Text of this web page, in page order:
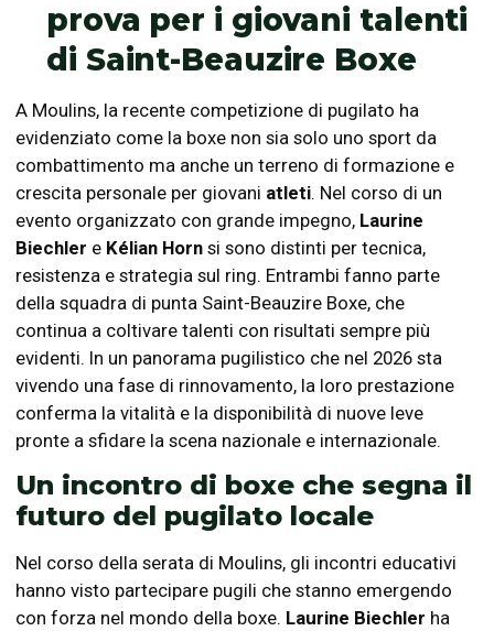
prova per i giovani talenti
di Saint-Beauzire Boxe
A Moulins, la recente competizione di pugilato ha
evidenziato come la boxe non sia solo uno sport da
combattimento ma anche un terreno di formazione e
crescita personale per giovani atleti. Nel corso di un
evento organizzato con grande impegno, Laurine
Biechler e Kélian Horn si sono distinti per tecnica,
resistenza e strategia sul ring. Entrambi fanno parte
della squadra di punta Saint-Beauzire Boxe, che
continua a coltivare talenti con risultati sempre più
evidenti. In un panorama pugilistico che nel 2026 sta
vivendo una fase di rinnovamento, la loro prestazione
conferma la vitalità e la disponibilità di nuove leve
pronte a sfidare la scena nazionale e internazionale.
Un incontro di boxe che segna il
futuro del pugilato locale
Nel corso della serata di Moulins, gli incontri educativi
hanno visto partecipare pugili che stanno emergendo
con forza nel mondo della boxe. Laurine Biechler ha